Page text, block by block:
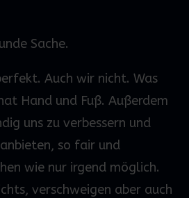
Sache.
Auch wir nicht. Was
Hand und Fuß. Außerdem
uns zu verbessern und
so fair und
wie nur irgend möglich.
verschweigen aber auch